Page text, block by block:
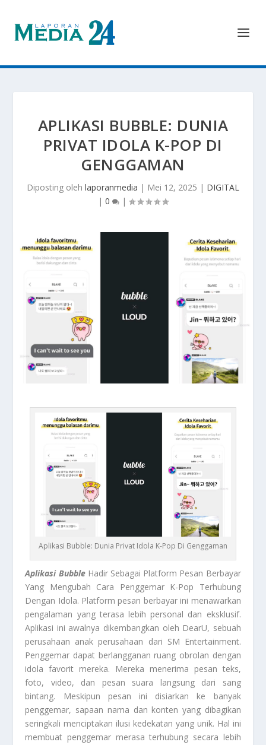
APLIKASI BUBBLE: DUNIA
PRIVAT IDOLA K-POP DI
GENGGAMAN
Diposting oleh laporanmedia | Mei 12, 2025 | DIGITAL
| 0 |
Aplikasi Bubble: Dunia Privat Idola K-Pop Di Genggaman
Aplikasi BubbleHadir Sebagai Platform Pesan Berbayar
Yang Mengubah Cara Penggemar K-Pop Terhubung
Dengan Idola. Platform pesan berbayar ini menawarkan
pengalaman yang terasa lebih personal dan eksklusif.
Aplikasi ini awalnya dikembangkan oleh DearU, sebuah
perusahaan anak perusahaan dari SM Entertainment.
Penggemar dapat berlangganan ruang obrolan dengan
idola favorit mereka. Mereka menerima pesan teks,
foto, video, dan pesan suara langsung dari sang
bintang. Meskipun pesan ini disiarkan ke banyak
penggemar, sapaan nama dan konten yang dibagikan
seringkali menciptakan ilusi kedekatan yang unik. Hal ini
membuat penggemar merasa terhubung secara lebih